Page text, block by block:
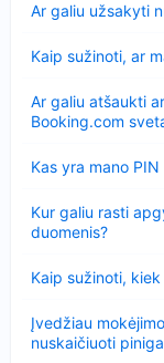
Ar galiu užsakyti
Kaip sužinoti, ar
Ar galiu atšaukti
Booking.com
Kas yra mano
Kur galiu rasti
duomenis?
Kaip sužinoti,
Įvedžiau
nuskaičiuoti